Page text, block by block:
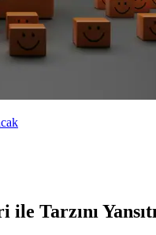
Tarzını